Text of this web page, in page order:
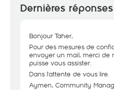
Dernières
Bonjour Taher,
Pour des mesures de
envoyer un mail, merci de
puisse vous assister.
Dans l'attente de vous lire.
Aymen, Community